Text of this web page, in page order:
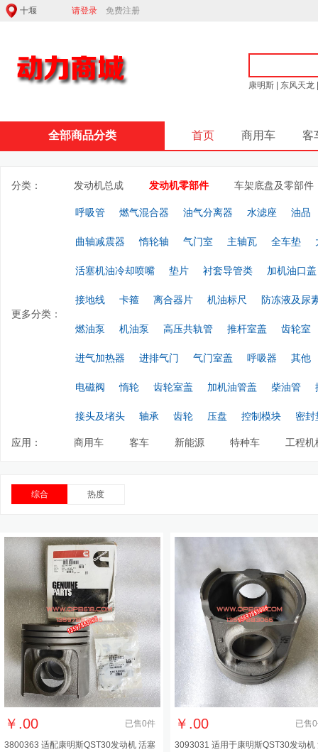
请登录 免费注册
康明斯 东风天龙
全部商品分类 首页 商用车 客
分类： 发动机总成 发动机零部件 车架底盘及零部件
更多分类：
呼吸管 燃气混合器 油气分离器 水滤座 油品
曲轴减震器 惰轮轴 气门室 主轴瓦 全车垫
活塞机油冷却喷嘴 垫片 衬套导管类 加机油口盖
接地线 卡箍 离合器片 机油标尺 防冻液及尿
燃油泵 机油泵 高压共轨管 推杆室盖 齿轮室
进气加热器 进排气门 气门室盖 呼吸器 其他
电磁阀 惰轮 齿轮室盖 加机油管盖 柴油管
接头及堵头 轴承 齿轮 压盘 控制模块 密封
应用： 商用车 客车 新能源 特种车 工程机
综合 热度
￥ .00 已售0件
3800363 适配康明斯QST30发动机 活塞
￥ .00 已售0
3093031 适用于康明斯QST30发动机